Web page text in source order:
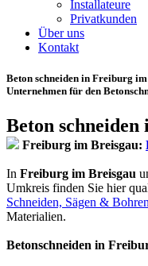
Installateure
Privatkunden
Über uns
Kontakt
Beton schneiden in Freiburg
Unternehmen für den
Beton
Freiburg im Breisgau:
In Freiburg im Breisgau
Umkreis finden Sie hier
Schneiden, Sägen &
Materialien.
Betonschneiden in